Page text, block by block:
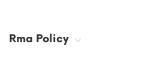
Rma Policy